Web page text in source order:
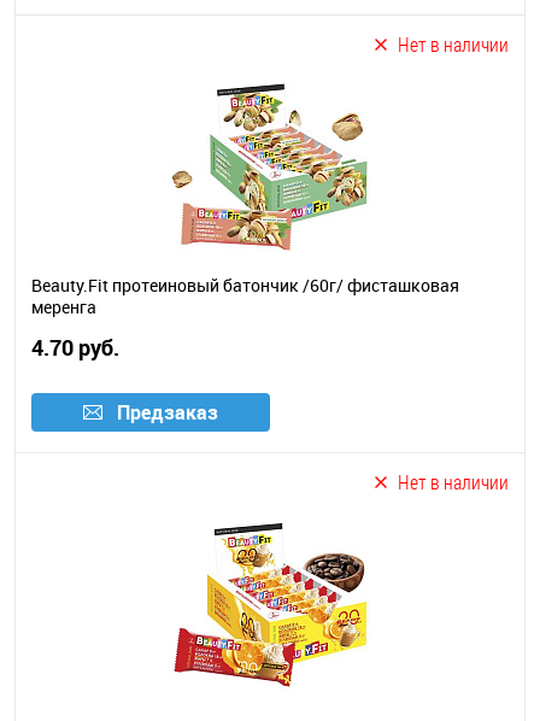
Нет в наличии
Beauty.Fit протеиновый батончик /60г/ фисташковая
меренга
4.70 руб.
Предзаказ
Нет в наличии